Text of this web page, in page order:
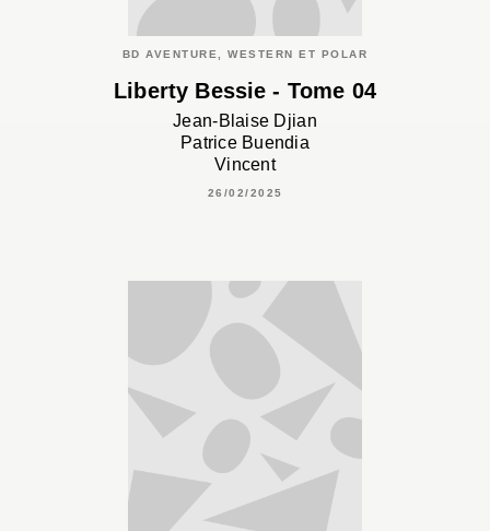
BD AVENTURE, WESTERN ET POLAR
Liberty Bessie - Tome 04
Jean-Blaise Djian
Patrice Buendia
Vincent
26/02/2025